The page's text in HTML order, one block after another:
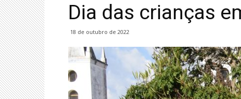
Dia das crianças
18 de outubro de 2022